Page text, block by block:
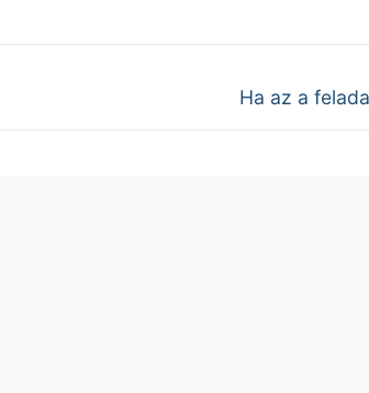
Next
Ha az a